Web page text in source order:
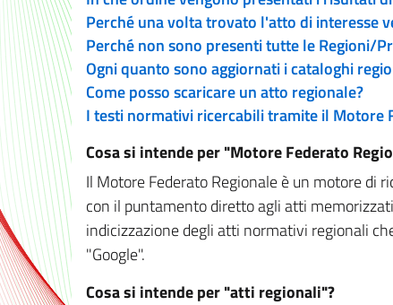
Perché una volta trovato l'atto di interesse
Perché non sono presenti tutte le Regioni/
Ogni quanto sono aggiornati i cataloghi
Come posso scaricare un atto regionale?
I testi normativi ricercabili tramite il Motore
Cosa si intende per "Motore Federato
Il Motore Federato Regionale è un motore di
con il puntamento diretto agli atti
indicizzazione degli atti normativi regionali
"Google".
Cosa si intende per "atti regionali"?